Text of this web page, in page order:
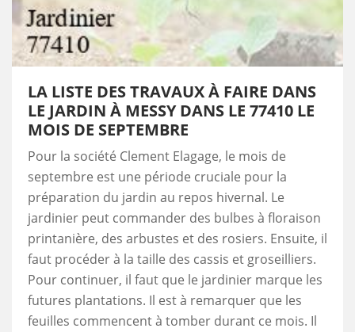
LA LISTE DES TRAVAUX À FAIRE DANS
LE JARDIN À MESSY DANS LE 77410 LE
MOIS DE SEPTEMBRE
Pour la société Clement Elagage, le mois de
septembre est une période cruciale pour la
préparation du jardin au repos hivernal. Le
jardinier peut commander des bulbes à floraison
printanière, des arbustes et des rosiers. Ensuite, il
faut procéder à la taille des cassis et groseilliers.
Pour continuer, il faut que le jardinier marque les
futures plantations. Il est à remarquer que les
feuilles commencent à tomber durant ce mois. Il